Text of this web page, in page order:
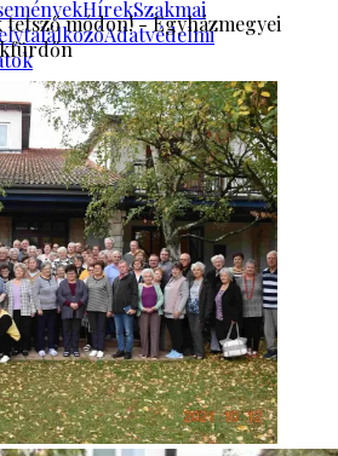
HírekSzakmai
Adatvédelmi
módon! - Egyházmegyei